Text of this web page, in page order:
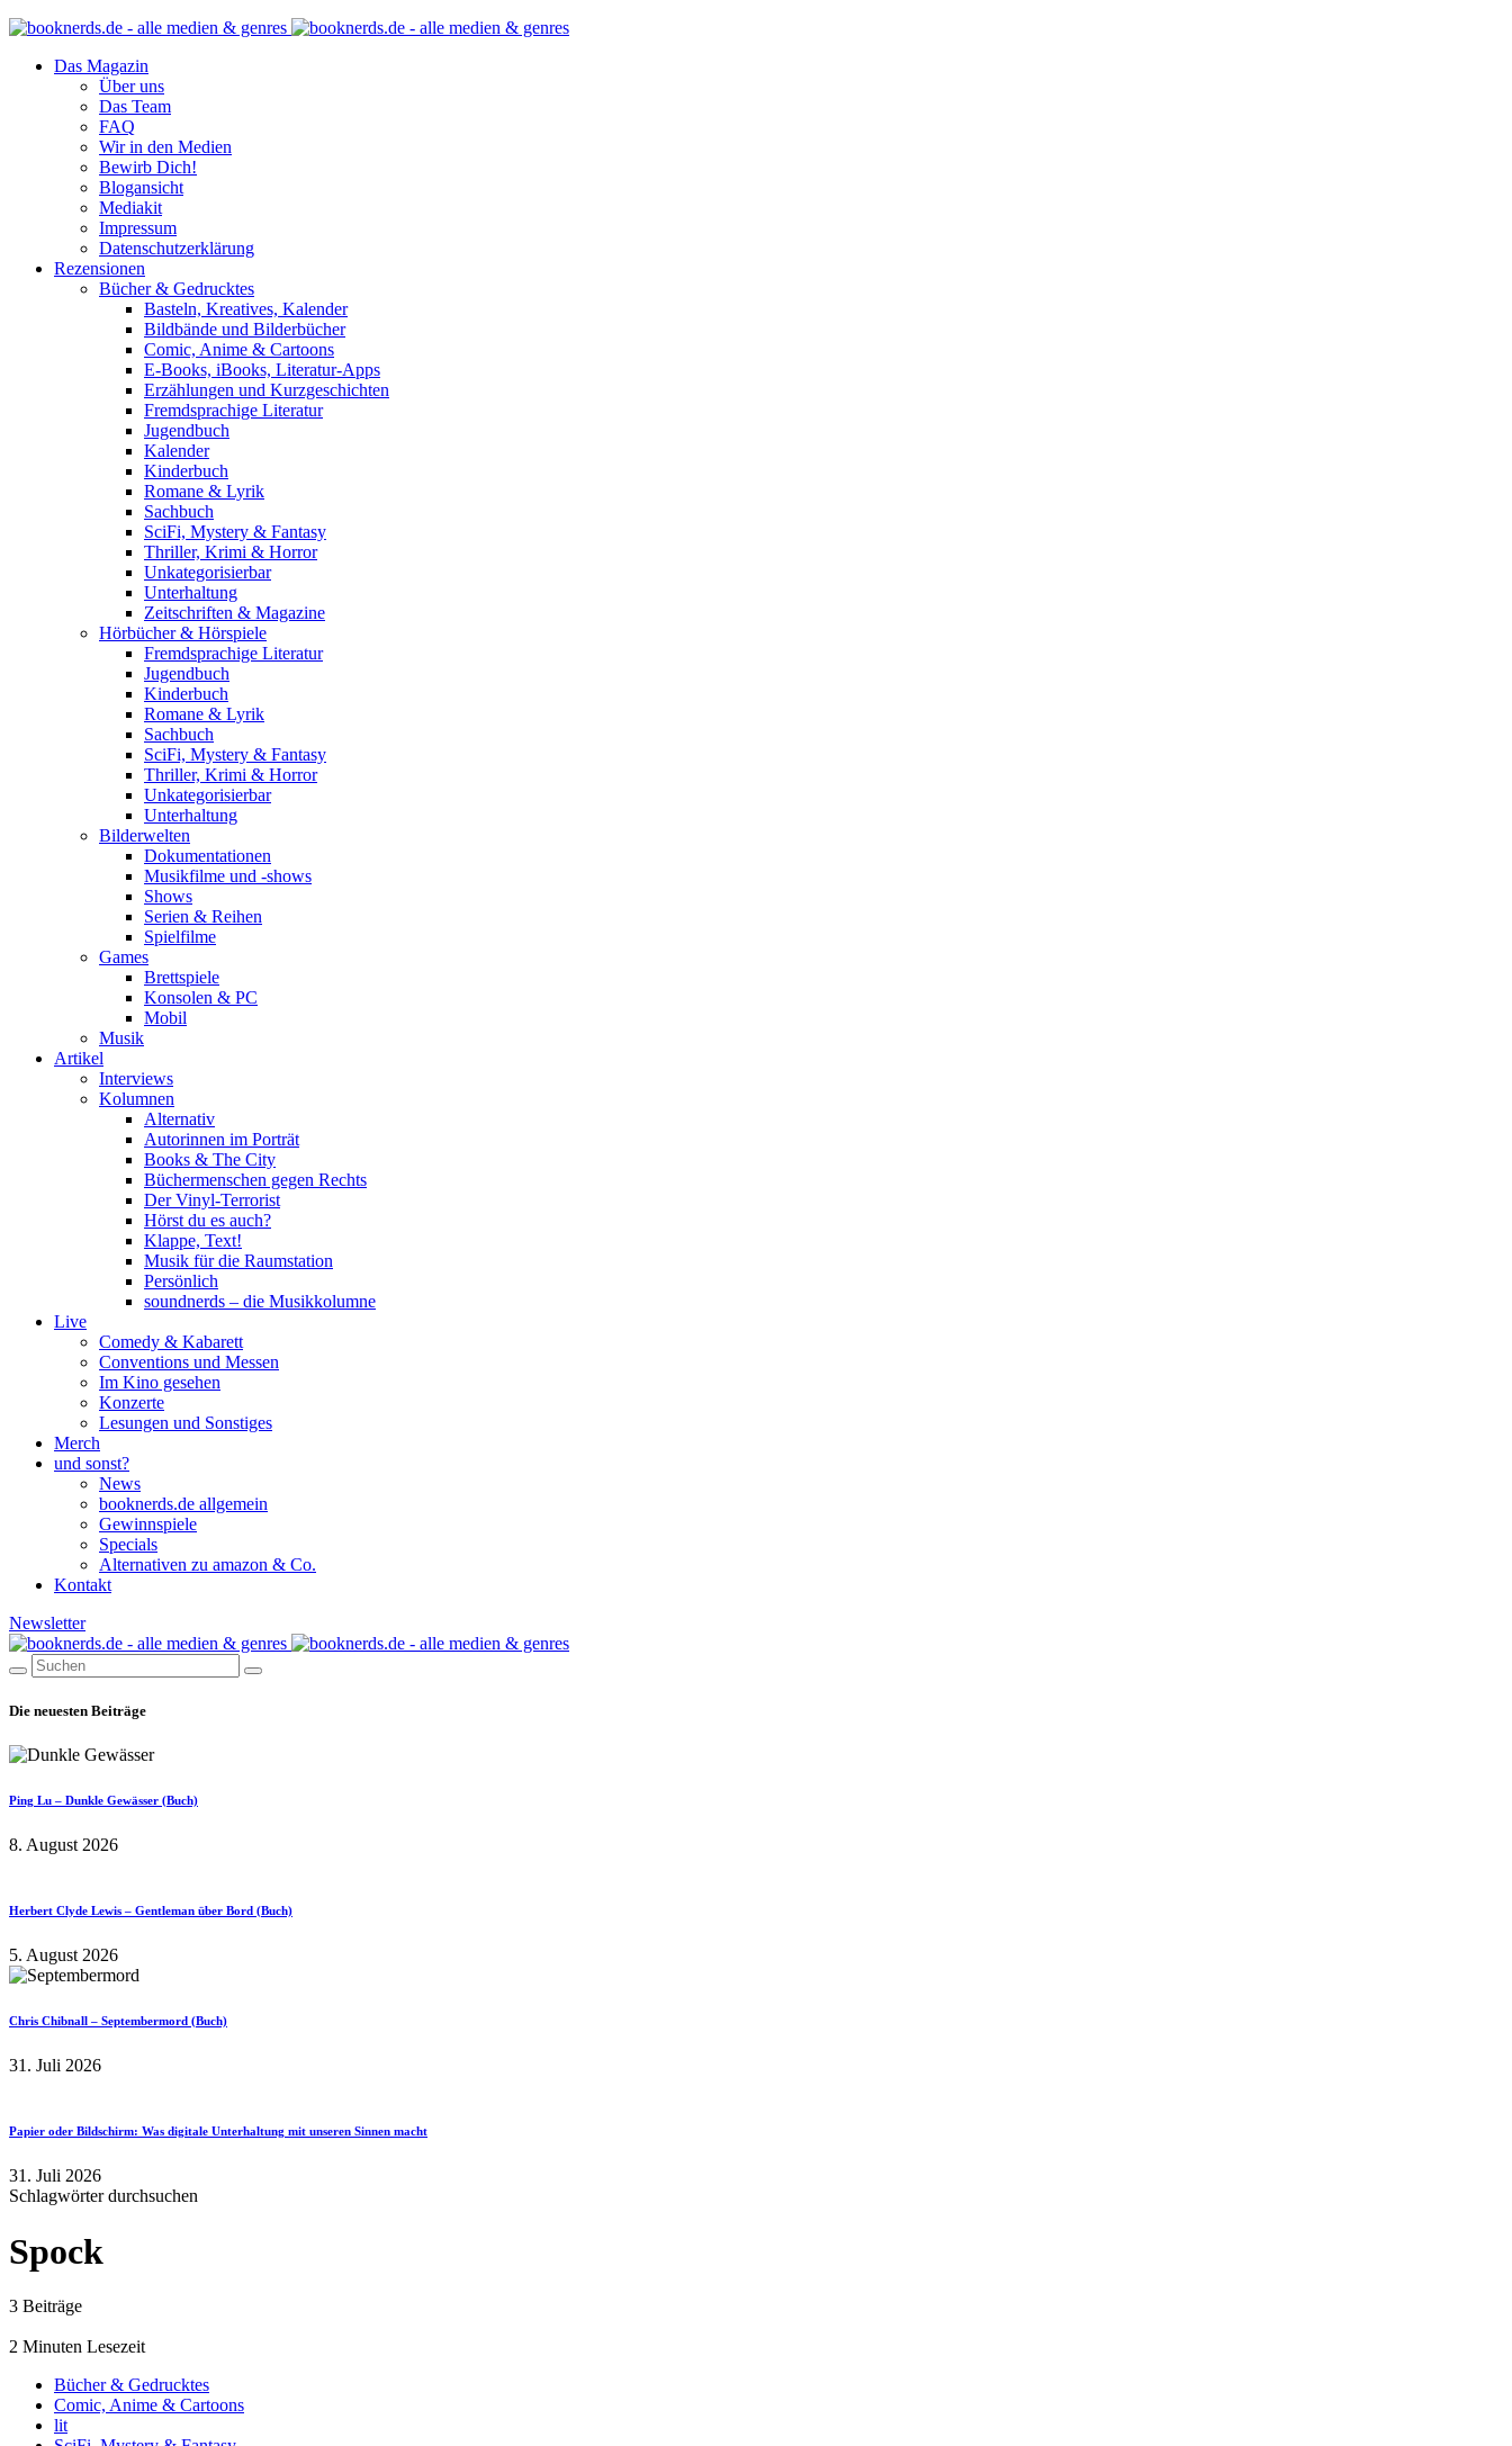
Das Magazin
Über uns
Das Team
FAQ
Wir in den Medien
Bewirb Dich!
Blogansicht
Mediakit
Impressum
Datenschutzerklärung
Rezensionen
Bücher & Gedrucktes
Basteln, Kreatives, Kalender
Bildbände und Bilderbücher
Comic, Anime & Cartoons
E-Books, iBooks, Literatur-Apps
Erzählungen und Kurzgeschichten
Fremdsprachige Literatur
Jugendbuch
Kalender
Kinderbuch
Romane & Lyrik
Sachbuch
SciFi, Mystery & Fantasy
Thriller, Krimi & Horror
Unkategorisierbar
Unterhaltung
Zeitschriften & Magazine
Hörbücher & Hörspiele
Fremdsprachige Literatur
Jugendbuch
Kinderbuch
Romane & Lyrik
Sachbuch
SciFi, Mystery & Fantasy
Thriller, Krimi & Horror
Unkategorisierbar
Unterhaltung
Bilderwelten
Dokumentationen
Musikfilme und -shows
Shows
Serien & Reihen
Spielfilme
Games
Brettspiele
Konsolen & PC
Mobil
Musik
Artikel
Interviews
Kolumnen
Alternativ
Autorinnen im Porträt
Books & The City
Büchermenschen gegen Rechts
Der Vinyl-Terrorist
Hörst du es auch?
Klappe, Text!
Musik für die Raumstation
Persönlich
soundnerds – die Musikkolumne
Live
Comedy & Kabarett
Conventions und Messen
Im Kino gesehen
Konzerte
Lesungen und Sonstiges
Merch
und sonst?
News
booknerds.de allgemein
Gewinnspiele
Specials
Alternativen zu amazon & Co.
Kontakt
Newsletter
Die neuesten Beiträge
Ping Lu – Dunkle Gewässer (Buch)
8. August 2026
Herbert Clyde Lewis – Gentleman über Bord (Buch)
5. August 2026
Chris Chibnall – Septembermord (Buch)
31. Juli 2026
Papier oder Bildschirm: Was digitale Unterhaltung mit unseren Sinnen macht
31. Juli 2026
Schlagwörter durchsuchen
Spock
3 Beiträge
2 Minuten Lesezeit
Bücher & Gedrucktes
Comic, Anime & Cartoons
lit